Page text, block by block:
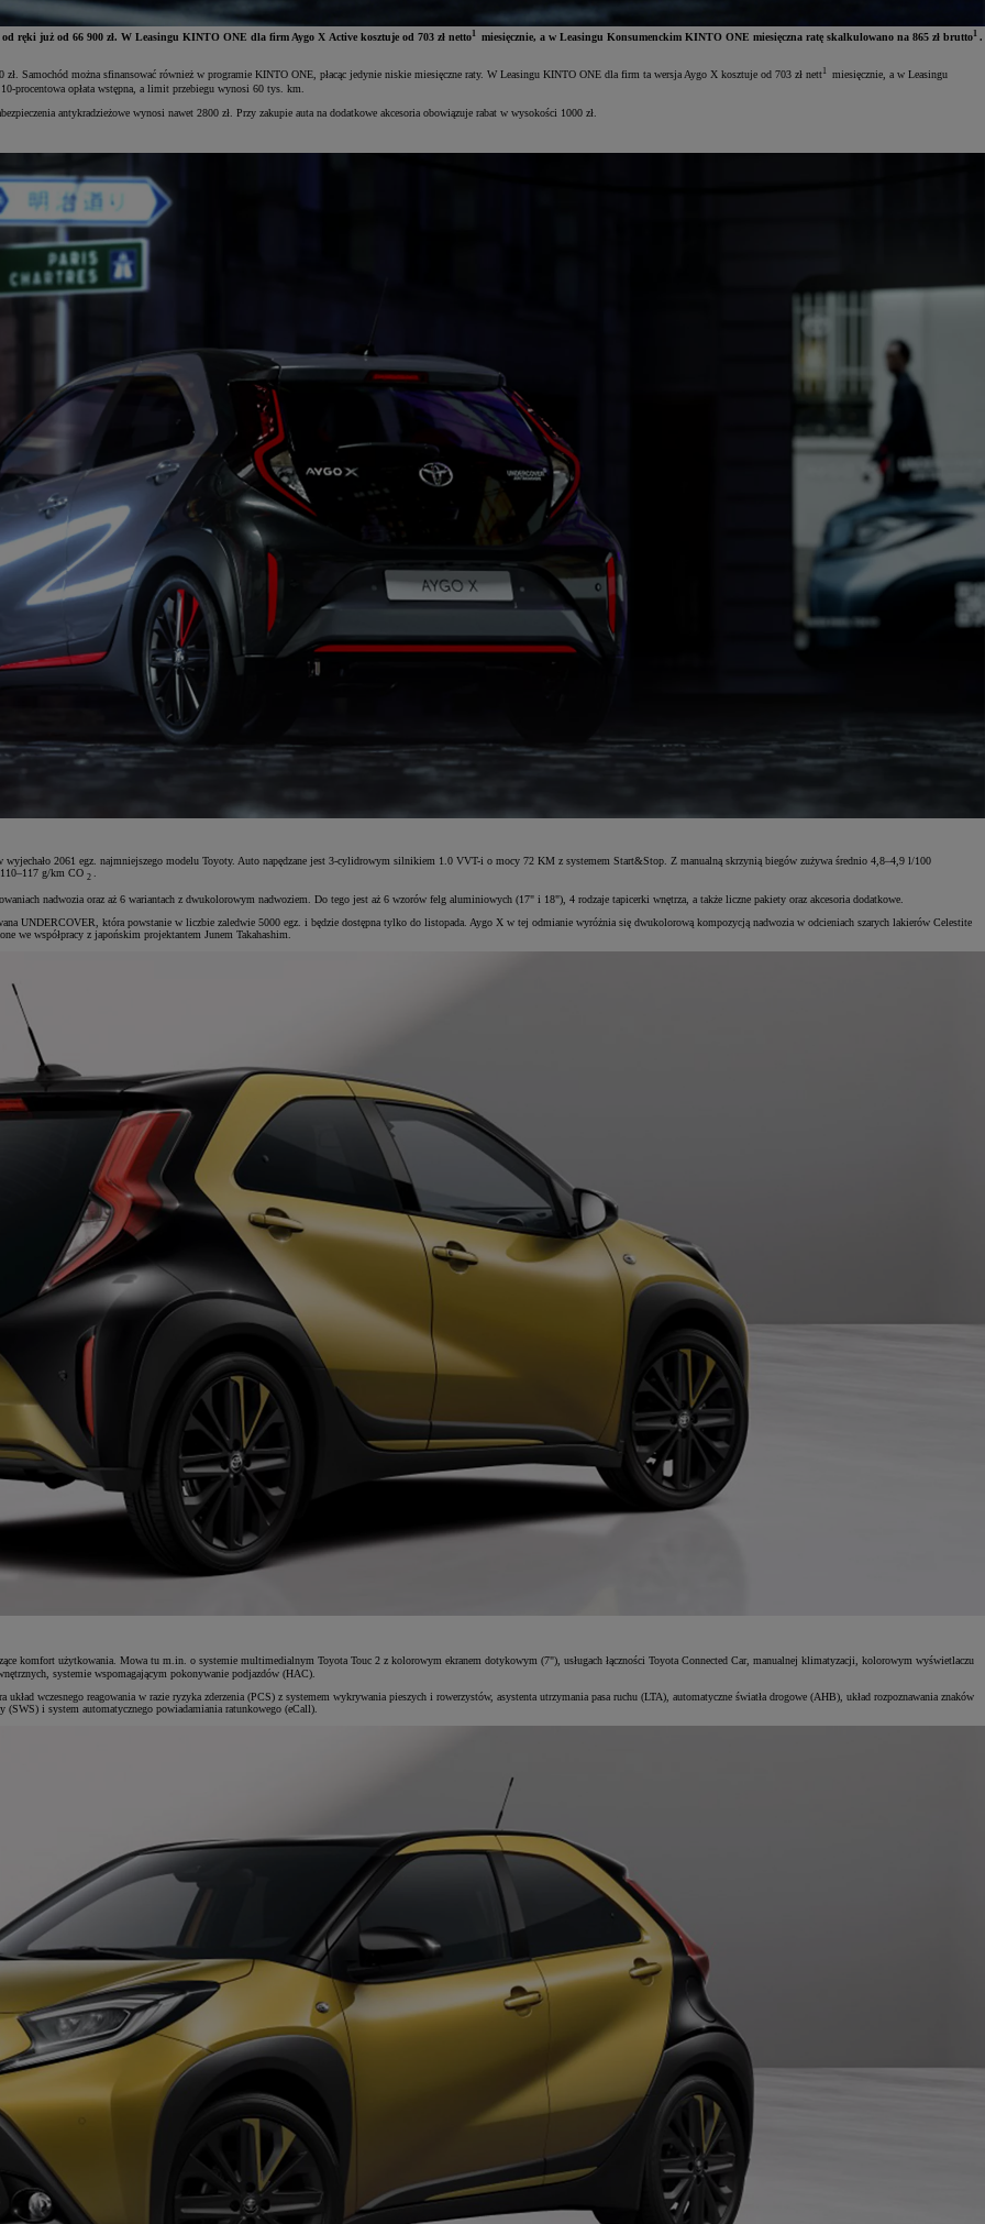
ręki już od 66 900 zł. W Leasingu KINTO ONE dla firm Aygo X Active kosztuje od 703 zł netto miesięcznie, a w Leasingu Konsumenckim KINTO ONE miesięczna ratę skalkulowano na 865 zł brutto .
Samochód można sfinansować również w programie KINTO ONE, płacąc jedynie niskie miesięczne raty. W Leasingu KINTO ONE dla firm ta wersja Aygo X kosztuje od 703 zł nett1 miesięcznie, a w Leasingu
procentowa opłata wstępna, a limit przebiegu wynosi 60 tys. km.
antykradzieżowe wynosi nawet 2800 zł. Przy zakupie auta na dodatkowe akcesoria obowiązuje rabat w wysokości 1000 zł.
2061 egz. najmniejszego modelu Toyoty. Auto napędzane jest 3-cylidrowym silnikiem 1.0 VVT-i o mocy 72 KM z systemem Start&Stop. Z manualną skrzynią biegów zużywa średnio 4,8–4,9 l/100
g/km CO 2
nadwozia oraz aż 6 wariantach z dwukolorowym nadwoziem. Do tego jest aż 6 wzorów felg aluminiowych (17" i 18"), 4 rodzaje tapicerki wnętrza, a także liczne pakiety oraz akcesoria dodatkowe.
UNDERCOVER, która powstanie w liczbie zaledwie 5000 egz. i będzie dostępna tylko do listopada. Aygo X w tej odmianie wyróżnia się dwukolorową kompozycją nadwozia w odcieniach szarych lakierów Celestite
we współpracy z japońskim projektantem Junem Takahashim.
komfort użytkowania. Mowa tu m.in. o systemie multimedialnym Toyota Touc 2 z kolorowym ekranem dotykowym (7"), usługach łączności Toyota Connected Car, manualnej klimatyzacji, kolorowym wyświetlaczu
systemie wspomagającym pokonywanie podjazdów (HAC).
wczesnego reagowania w razie ryzyka zderzenia (PCS) z systemem wykrywania pieszych i rowerzystów, asystenta utrzymania pasa ruchu (LTA), automatyczne światła drogowe (AHB), układ rozpoznawania znaków
i system automatycznego powiadamiania ratunkowego (eCall).